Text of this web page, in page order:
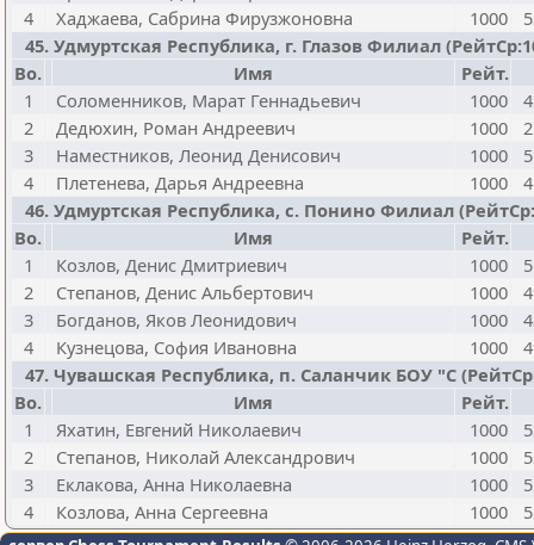
4
Хаджаева, Сабрина Фирузжоновна 1000
45. Удмуртская Республика, г. Глазов Филиал
Bo.
Имя
Рейт.
1
Соломенников, Марат Геннадьевич 1000
2
Дедюхин, Роман Андреевич 1000
3
Наместников, Леонид Денисович 1000
4
Плетенева, Дарья Андреевна 1000
46. Удмуртская Республика, с. Понино Филиал
Bo.
Имя
Рейт.
1
Козлов, Денис Дмитриевич 1000
2
Степанов, Денис Альбертович 1000
3
Богданов, Яков Леонидович 1000
4
Кузнецова, София Ивановна 1000
47. Чувашская Республика, п. Саланчик БОУ "С
Bo.
Имя
Рейт.
1
Яхатин, Евгений Николаевич 1000
2
Степанов, Николай Александрович 1000
3
Еклакова, Анна Николаевна 1000
4
Козлова, Анна Сергеевна 1000